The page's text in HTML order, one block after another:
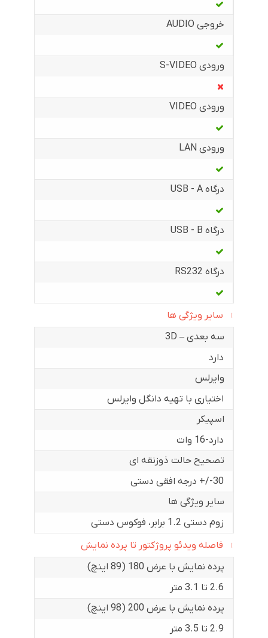
خروجی AUDIO
ورودی S-VIDEO
ورودی VIDEO
ورودی LAN
درگاه USB - A
درگاه USB - B
درگاه RS232
سایر ویژگی ها
سه بعدی – 3D
دارد
وایرلس
اختیاری با تهیه دانگل وایرلس
اسپیکر
دارد-16 وات
تصحیح حالت ذوزنقه ای
30-/+ درجه افقی دستی
سایر ویژگی ها
زوم دستی 1.2 برابر، فوکوس دستی
فاصله ویدئو پروژکتور تا پرده نمایش
پرده نمایش با عرض 180 (89 اینچ)
2.6 تا 3.1 متر
پرده نمایش با عرض 200 (98 اینچ)
2.9 تا 3.5 متر